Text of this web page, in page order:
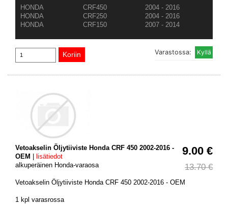
HONDA
CRF450
2004 - 2016
HONDA
CRF250
2004 - 2016
HONDA
CRF150 2007 - 2014
Varastossa:
9.00 €
13.70 €
Vetoakselin Öljytiiviste Honda CRF 450 2002-2016 -
OEM | lisätiedot
alkuperäinen Honda-varaosa
Vetoakselin Öljytiiviste Honda CRF 450 2002-2016 - OEM
1 kpl varasrossa